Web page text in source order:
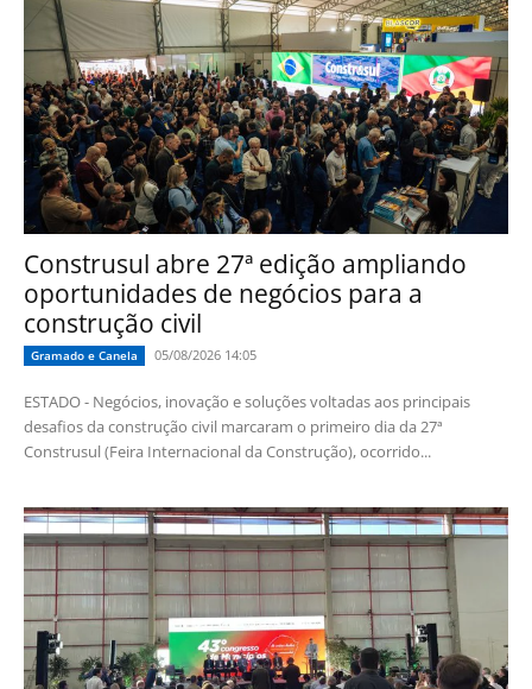
Construsul abre 27ª edição ampliando
oportunidades de negócios para a
construção civil
Gramado e Canela 05/08/2026 14:05
ESTADO - Negócios, inovação e soluções voltadas aos principais
desafios da construção civil marcaram o primeiro dia da 27ª
Construsul (Feira Internacional da Construção), ocorrido...